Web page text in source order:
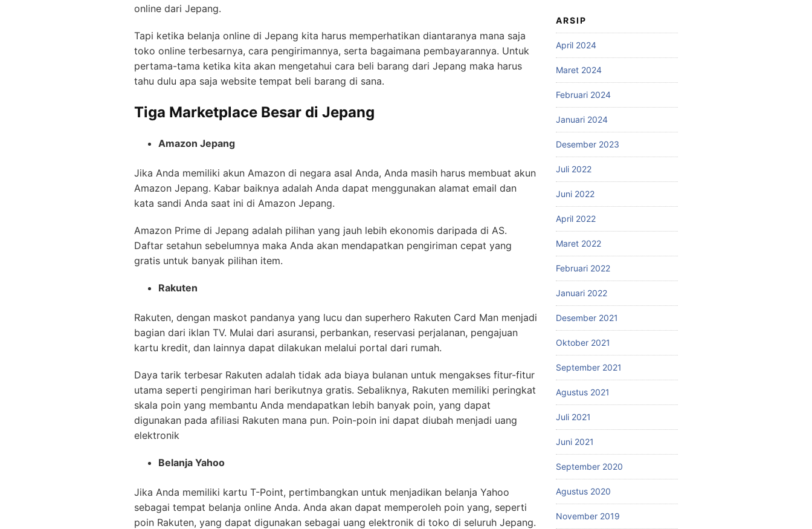
online dari Jepang.
Tapi ketika belanja online di Jepang kita harus memperhatikan diantaranya mana saja
toko online terbesarnya, cara pengirimannya, serta bagaimana pembayarannya. Untuk
pertama-tama ketika kita akan mengetahui cara beli barang dari Jepang maka harus
tahu dulu apa saja website tempat beli barang di sana.
Tiga Marketplace Besar di Jepang
Amazon Jepang
Jika Anda memiliki akun Amazon di negara asal Anda, Anda masih harus membuat akun
Amazon Jepang. Kabar baiknya adalah Anda dapat menggunakan alamat email dan
kata sandi Anda saat ini di Amazon Jepang.
Amazon Prime di Jepang adalah pilihan yang jauh lebih ekonomis daripada di AS.
Daftar setahun sebelumnya maka Anda akan mendapatkan pengiriman cepat yang
gratis untuk banyak pilihan item.
Rakuten
Rakuten, dengan maskot pandanya yang lucu dan superhero Rakuten Card Man menjadi
bagian dari iklan TV. Mulai dari asuransi, perbankan, reservasi perjalanan, pengajuan
kartu kredit, dan lainnya dapat dilakukan melalui portal dari rumah.
Daya tarik terbesar Rakuten adalah tidak ada biaya bulanan untuk mengakses fitur-fitur
utama seperti pengiriman hari berikutnya gratis. Sebaliknya, Rakuten memiliki peringkat
skala poin yang membantu Anda mendapatkan lebih banyak poin, yang dapat
digunakan pada afiliasi Rakuten mana pun. Poin-poin ini dapat diubah menjadi uang
elektronik
Belanja Yahoo
Jika Anda memiliki kartu T-Point, pertimbangkan untuk menjadikan belanja Yahoo
sebagai tempat belanja online Anda. Anda akan dapat memperoleh poin yang, seperti
poin Rakuten, yang dapat digunakan sebagai uang elektronik di toko di seluruh Jepang.
ARSIP
April 2024
Maret 2024
Februari 2024
Januari 2024
Desember 2023
Juli 2022
Juni 2022
April 2022
Maret 2022
Februari 2022
Januari 2022
Desember 2021
Oktober 2021
September 2021
Agustus 2021
Juli 2021
Juni 2021
September 2020
Agustus 2020
November 2019